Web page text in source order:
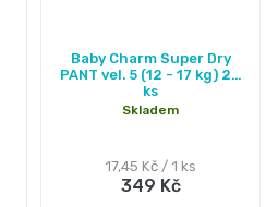
Baby Charm Super Dry
PANT vel. 5 (12 - 17 kg) 20
ks
hodnocení
produktu
4,7
z
Skladem
349 Kč
Měrná
cena:
17,45 Kč / 1 ks